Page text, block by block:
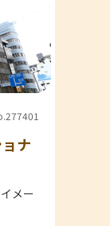
ナ
メー